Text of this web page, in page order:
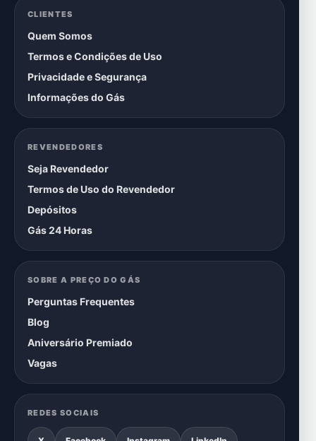
CLIENTES
Quem Somos
Termos e Condições de Uso
Privacidade e Segurança
Informações do Gás
REVENDEDORES
Seja Revendedor
Termos de Uso do Revendedor
Depósitos
Gás 24 Horas
SOBRE A PREÇO DO GÁS
Perguntas Frequentes
Blog
Aniversário Premiado
Vagas
REDES SOCIAIS